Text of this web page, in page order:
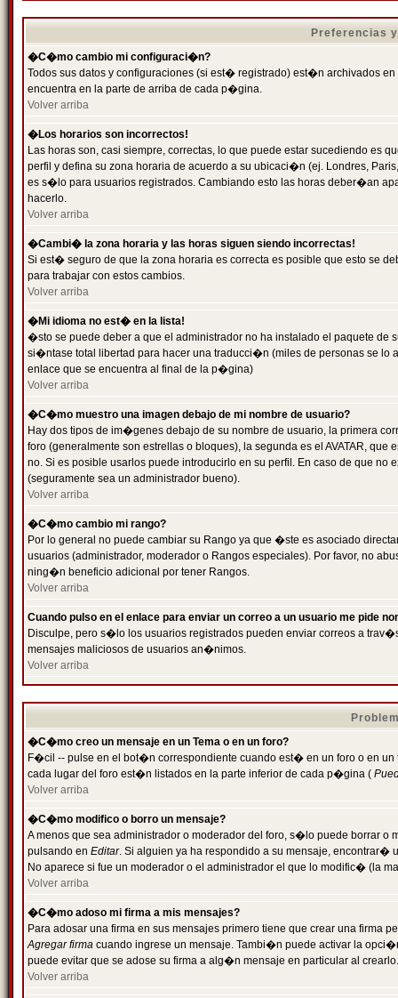
Preferencias
�C�mo cambio mi configuraci�n?
Todos sus datos y configuraciones (si est� registrado) est�n archivados
encuentra en la parte de arriba de cada p�gina.
Volver arriba
�Los horarios son incorrectos!
Las horas son, casi siempre, correctas, lo que puede estar sucediendo es
perfil y defina su zona horaria de acuerdo a su ubicaci�n (ej. Londres,
es s�lo para usuarios registrados. Cambiando esto las horas deber�an
hacerlo.
Volver arriba
�Cambi� la zona horaria y las horas siguen siendo incorrectas!
Si est� seguro de que la zona horaria es correcta es posible que esto se
para trabajar con estos cambios.
Volver arriba
�Mi idioma no est� en la lista!
�sto se puede deber a que el administrador no ha instalado el paquete
si�ntase total libertad para hacer una traducci�n (miles de personas se
enlace que se encuentra al final de la p�gina)
Volver arriba
�C�mo muestro una imagen debajo de mi nombre de usuario?
Hay dos tipos de im�genes debajo de su nombre de usuario, la primera
foro (generalmente son estrellas o bloques), la segunda es el AVATAR,
no. Si es posible usarlos puede introducirlo en su perfil. En caso de que
(seguramente sea un administrador bueno).
Volver arriba
�C�mo cambio mi rango?
Por lo general no puede cambiar su Rango ya que �ste es asociado
usuarios (administrador, moderador o Rangos especiales). Por favor, no
ning�n beneficio adicional por tener Rangos.
Volver arriba
Cuando pulso en el enlace para enviar un correo a un usuario me pide
Disculpe, pero s�lo los usuarios registrados pueden enviar correos a
mensajes maliciosos de usuarios an�nimos.
Volver arriba
�C�mo creo un mensaje en un Tema o en un foro?
F�cil -- pulse en el bot�n correspondiente cuando est� en un foro o en
cada lugar del foro est�n listados en la parte inferior de cada p�gina (
Volver arriba
�C�mo modifico o borro un mensaje?
A menos que sea administrador o moderador del foro, s�lo puede borrar o
pulsando en Editar. Si alguien ya ha respondido a su mensaje, encontrar�
No aparece si fue un moderador o el administrador el que lo modific� (la
Volver arriba
�C�mo adoso mi firma a mis mensajes?
Para adosar una firma en sus mensajes primero tiene que crear una firma
Agregar firma cuando ingrese un mensaje. Tambi�n puede activar la
puede evitar que se adose su firma a alg�n mensaje en particular al crearlo.
Volver arriba